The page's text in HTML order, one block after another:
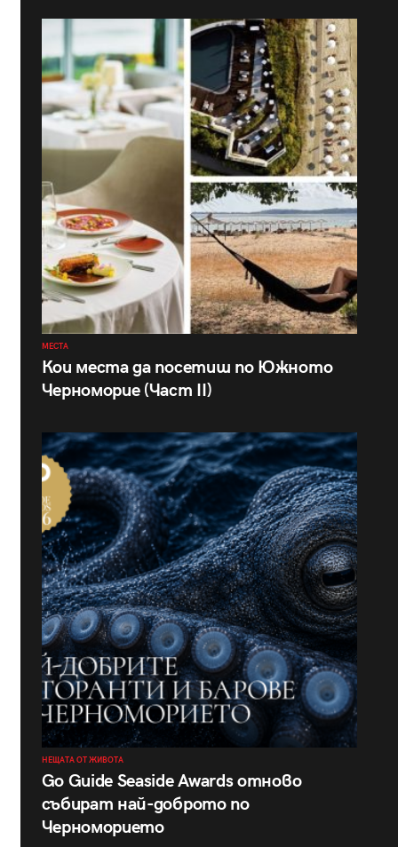
МЕСТА
Кои места да посетиш по Южното
Черноморие (Част II)
НЕЩАТА ОТ ЖИВОТА
Go Guide Seaside Awards отново
събират най-доброто по
Черноморието